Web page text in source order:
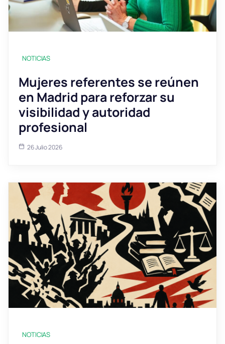
NOTICIAS
Mujeres referentes se reúnen
en Madrid para reforzar su
visibilidad y autoridad
profesional
26 Julio 2026
NOTICIAS